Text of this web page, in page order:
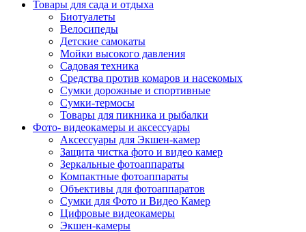
Товары для сада и отдыха
Биотуалеты
Велосипеды
Детские самокаты
Мойки высокого давления
Садовая техника
Средства против комаров и насекомых
Сумки дорожные и спортивные
Сумки-термосы
Товары для пикника и рыбалки
Фото- видеокамеры и аксессуары
Аксессуары для Экшен-камер
Защита чистка фото и видео камер
Зеркальные фотоаппараты
Компактные фотоаппараты
Объективы для фотоаппаратов
Сумки для Фото и Видео Камер
Цифровые видеокамеры
Экшен-камеры